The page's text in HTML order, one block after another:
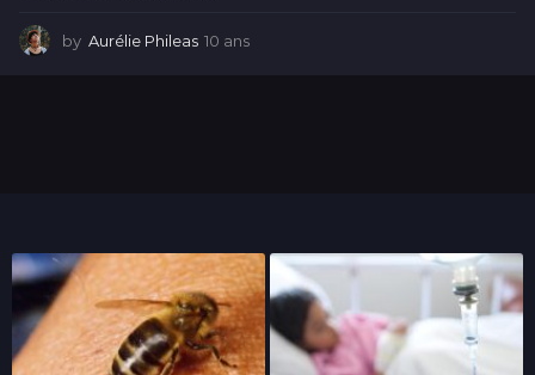
by Aurélie Phileas 10 ans